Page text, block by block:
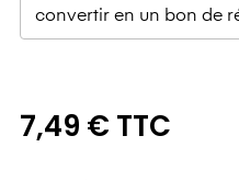
convertir en un bon de
7,49 € TTC